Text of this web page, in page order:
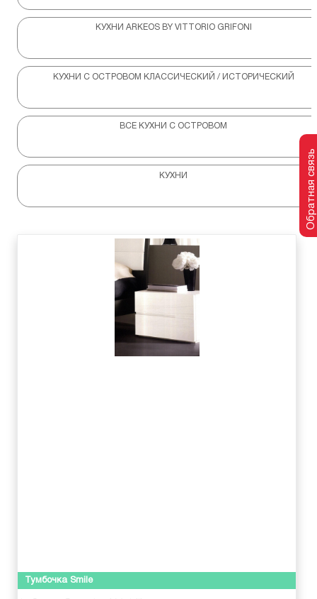
КУХНИ ARKEOS BY VITTORIO GRIFONI
КУХНИ С ОСТРОВОМ КЛАССИЧЕСКИЙ / ИСТОРИЧЕСКИЙ
ВСЕ КУХНИ С ОСТРОВОМ
КУХНИ
Тумбочка Smile
Обратная связь